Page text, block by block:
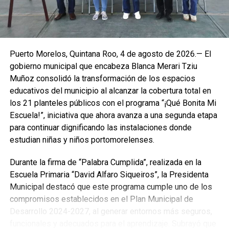
Puerto Morelos, Quintana Roo, 4 de agosto de 2026.— El
gobierno municipal que encabeza Blanca Merari Tziu
Muñoz consolidó la transformación de los espacios
educativos del municipio al alcanzar la cobertura total en
los 21 planteles públicos con el programa “¡Qué Bonita Mi
Escuela!”, iniciativa que ahora avanza a una segunda etapa
para continuar dignificando las instalaciones donde
estudian niñas y niños portomorelenses.
Durante la firma de “Palabra Cumplida”, realizada en la
Escuela Primaria “David Alfaro Siqueiros”, la Presidenta
Municipal destacó que este programa cumple uno de los
compromisos establecidos en el Plan Municipal de
Desarrollo 2024-2027, al generar entornos más seguros,